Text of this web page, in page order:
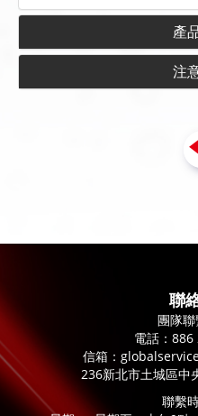
產
注
聯
團隊聯
電話： 886
信箱：
236新北市土城區中
聯繫